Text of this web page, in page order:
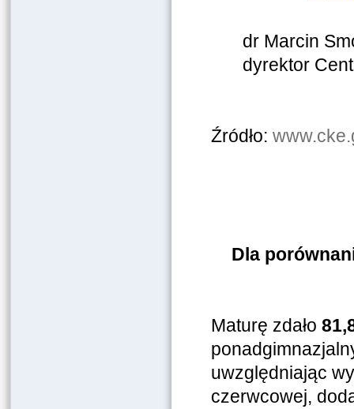
dr Marcin
dyrektor
Źródło:
Dla
Maturę zdało
uwzględniając
czerwcowej,